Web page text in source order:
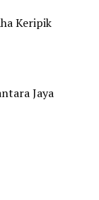
Keripik
Jaya